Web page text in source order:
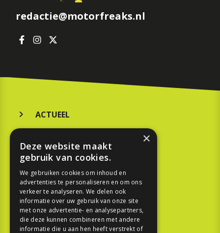
redactie@motorfreaks.nl
ACTUEEL
KOOPGIDS
TESTEN
SPORT
REPORTAGE
×
Deze website maakt
gebruik van cookies.
We gebruiken cookies om inhoud en
advertenties te personaliseren en om ons
verkeer te analyseren. We delen ook
informatie over uw gebruik van onze site
met onze advertentie- en analysepartners,
die deze kunnen combineren met andere
informatie die u aan hen heeft verstrekt of